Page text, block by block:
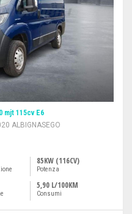
mjt 115cv E6
ALBIGNASEGO
85KW (116CV)
Potenza
5,90 L/100KM
Consumi